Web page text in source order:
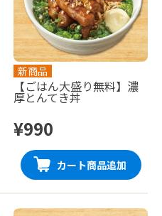
新商品
【ごはん大盛り無料】濃
厚とんてき丼
¥990
カート商品追加